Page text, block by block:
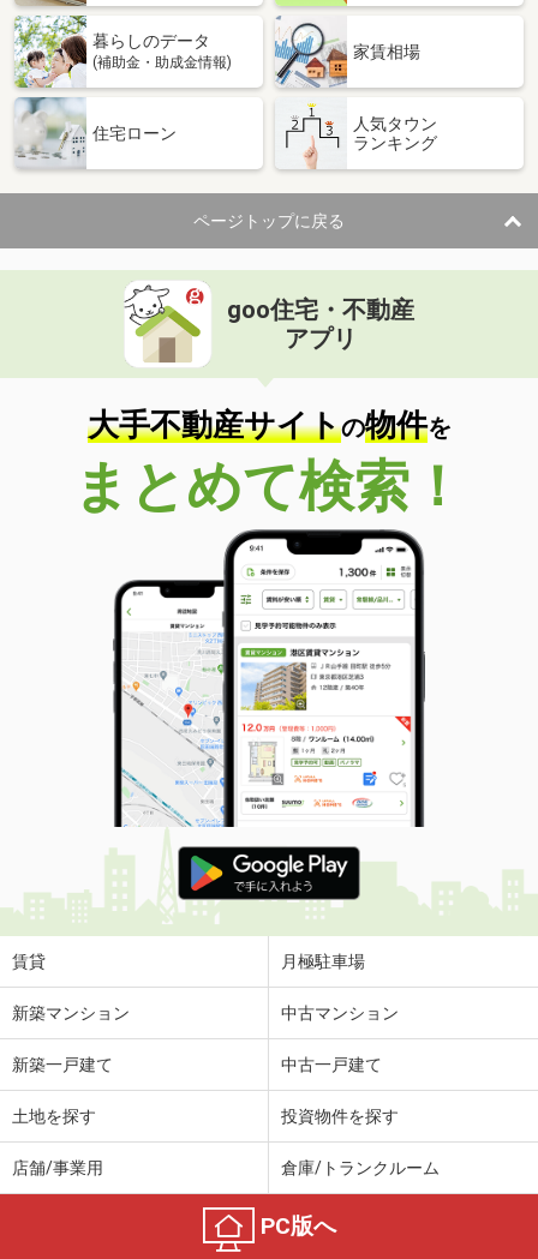
暮らしのデータ
(補助金・助成金情報)
家賃相場
住宅ローン
人気タウン
ランキング
ページトップに戻る
goo住宅・不動産
アプリ
大手不動産サイトの物件を
まとめて検索！
賃貸 月極駐車場
新築マンション 中古マンション
新築一戸建て 中古一戸建て
土地を探す 投資物件を探す
店舗/事業用 倉庫/トランクルーム
PC版へ